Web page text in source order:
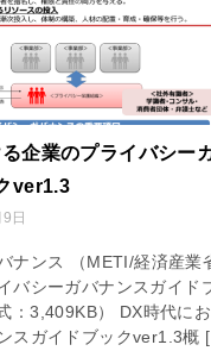
企業のプライバシー
ver1.3
日
ナンス （METI/経済産業
バシーガバナンスガイド
：3,409KB） DX時代に
スガイドブックver1.3概